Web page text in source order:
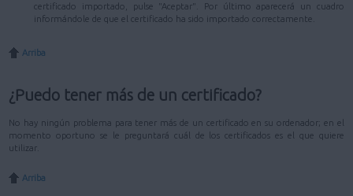
certificado importado, pulse "Aceptar". Por último aparecerá un cuadro
informándole de que el certificado ha sido importado correctamente.
Arriba
¿Puedo tener más de un certificado?
No hay ningún problema para tener más de un certificado en su ordenador; en el
momento oportuno se le preguntará cuál de los certificados es el que quiere
utilizar.
Arriba